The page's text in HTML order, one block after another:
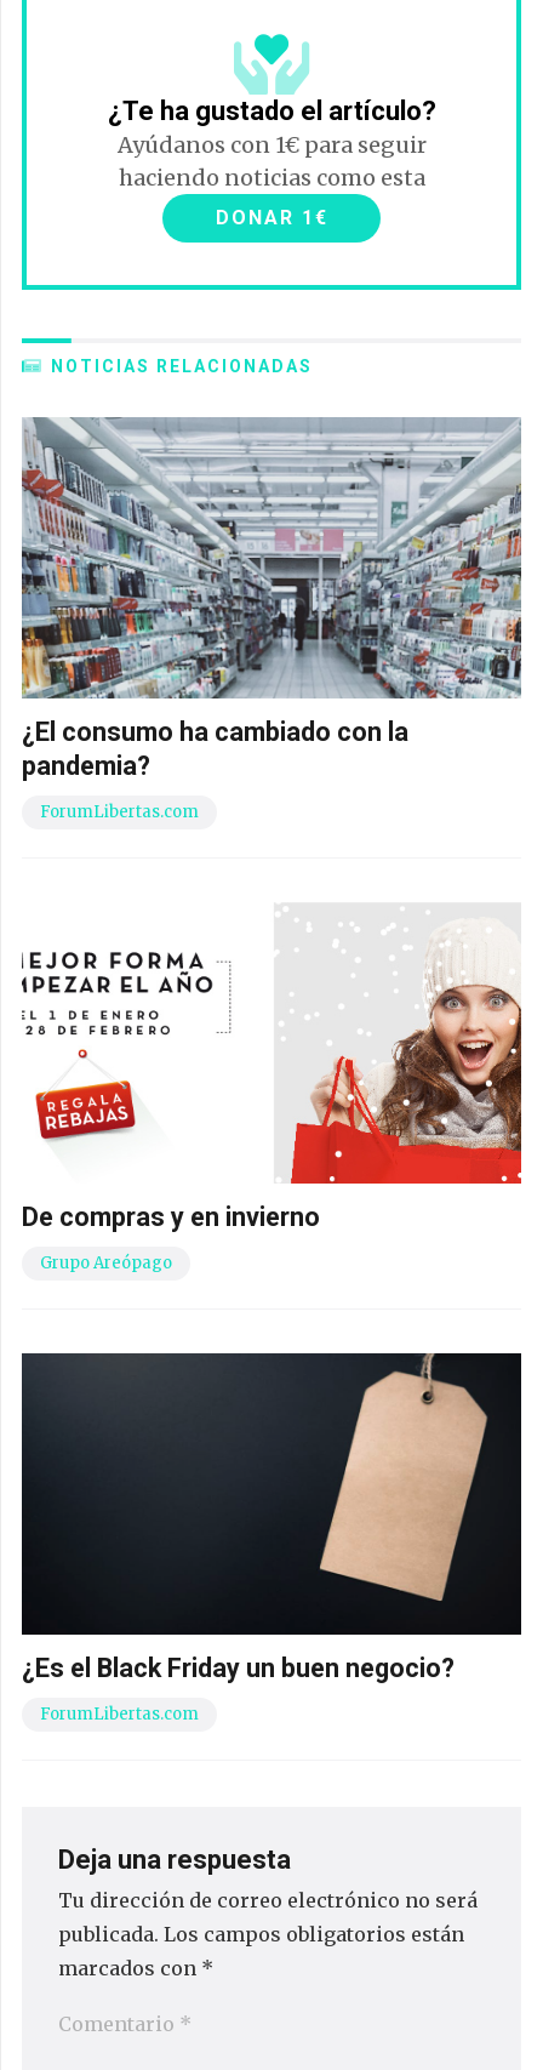
¿Te ha gustado el artículo?
Ayúdanos con 1€ para seguir
haciendo noticias como esta
DONAR 1€
NOTICIAS RELACIONADAS
¿El consumo ha cambiado con la
pandemia?
ForumLibertas.com
De compras y en invierno
Grupo Areópago
¿Es el Black Friday un buen negocio?
ForumLibertas.com
Deja una respuesta
Tu dirección de correo electrónico no será
publicada. Los campos obligatorios están
marcados con *